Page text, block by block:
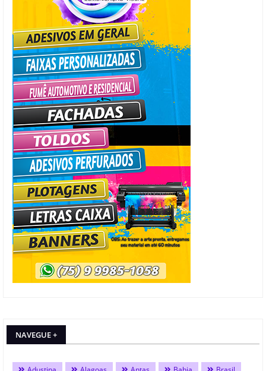
NAVEGUE +